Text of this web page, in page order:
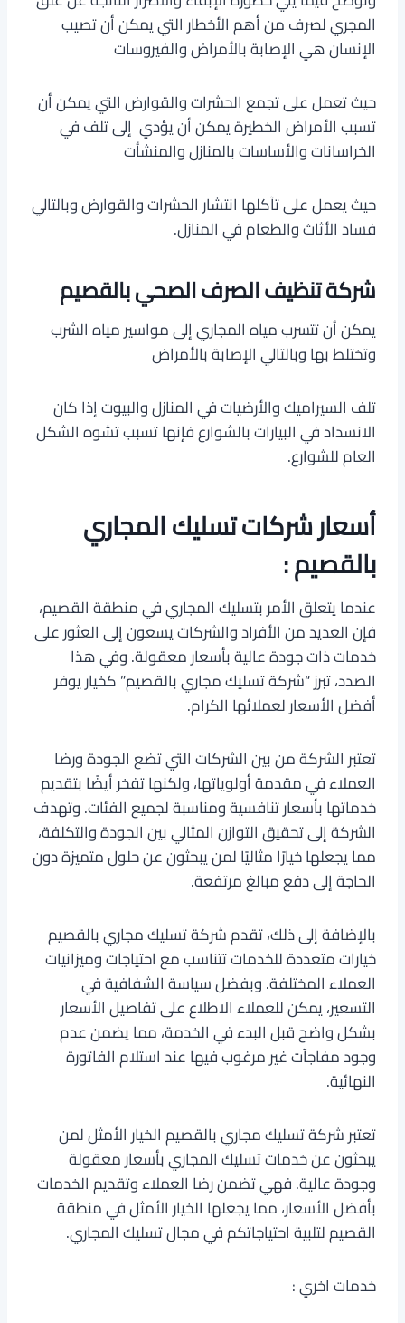
المجري لصرف من أهم الأخطار التي يمكن أن تصيب
الإنسان هي الإصابة بالأمراض والفيروسات
حيث تعمل على تجمع الحشرات والقوارض التي يمكن أن
تسبب الأمراض الخطيرة يمكن أن يؤدي إلى تلف في
الخراسانات والأساسات بالمنازل والمنشأت
حيث يعمل على تآكلها انتشار الحشرات والقوارض وبالتالي
فساد الأثاث والطعام في المنازل.
شركة تنظيف الصرف الصحي بالقصيم
يمكن أن تتسرب مياه المجاري إلى مواسير مياه الشرب
وتختلط بها وبالتالي الإصابة بالأمراض
تلف السيراميك والأرضيات في المنازل والبيوت إذا كان
الانسداد في البيارات بالشوارع فإنها تسبب تشوه الشكل
العام للشوارع.
أسعار شركات تسليك المجاري
بالقصيم :
عندما يتعلق الأمر بتسليك المجاري في منطقة القصيم،
فإن العديد من الأفراد والشركات يسعون إلى العثور على
خدمات ذات جودة عالية بأسعار معقولة. وفي هذا
الصدد، تبرز “شركة تسليك مجاري بالقصيم” كخيار يوفر
أفضل الأسعار لعملائها الكرام.
تعتبر الشركة من بين الشركات التي تضع الجودة ورضا
العملاء في مقدمة أولوياتها، ولكنها تفخر أيضًا بتقديم
خدماتها بأسعار تنافسية ومناسبة لجميع الفئات. وتهدف
الشركة إلى تحقيق التوازن المثالي بين الجودة والتكلفة،
مما يجعلها خيارًا مثاليًا لمن يبحثون عن حلول متميزة دون
الحاجة إلى دفع مبالغ مرتفعة.
بالإضافة إلى ذلك، تقدم شركة تسليك مجاري بالقصيم
خيارات متعددة للخدمات تتناسب مع احتياجات وميزانيات
العملاء المختلفة. وبفضل سياسة الشفافية في
التسعير، يمكن للعملاء الاطلاع على تفاصيل الأسعار
بشكل واضح قبل البدء في الخدمة، مما يضمن عدم
وجود مفاجآت غير مرغوب فيها عند استلام الفاتورة
النهائية.
تعتبر شركة تسليك مجاري بالقصيم الخيار الأمثل لمن
يبحثون عن خدمات تسليك المجاري بأسعار معقولة
وجودة عالية. فهي تضمن رضا العملاء وتقديم الخدمات
بأفضل الأسعار، مما يجعلها الخيار الأمثل في منطقة
القصيم لتلبية احتياجاتكم في مجال تسليك المجاري.
خدمات اخري :